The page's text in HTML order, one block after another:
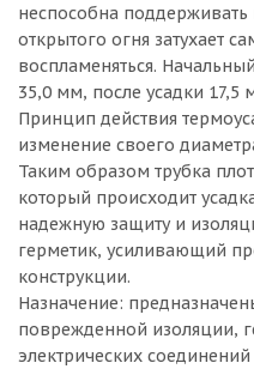
неспособна поддерживать
открытого огня затухает
воспламеняться.
35,0 мм, после усадки 17,5
Принцип действия
изменение своего
Таким образом трубка
который происходит
надежную защиту и
герметик, усиливающий
конструкции.
Назначение:
поврежденной изоляции,
электрических